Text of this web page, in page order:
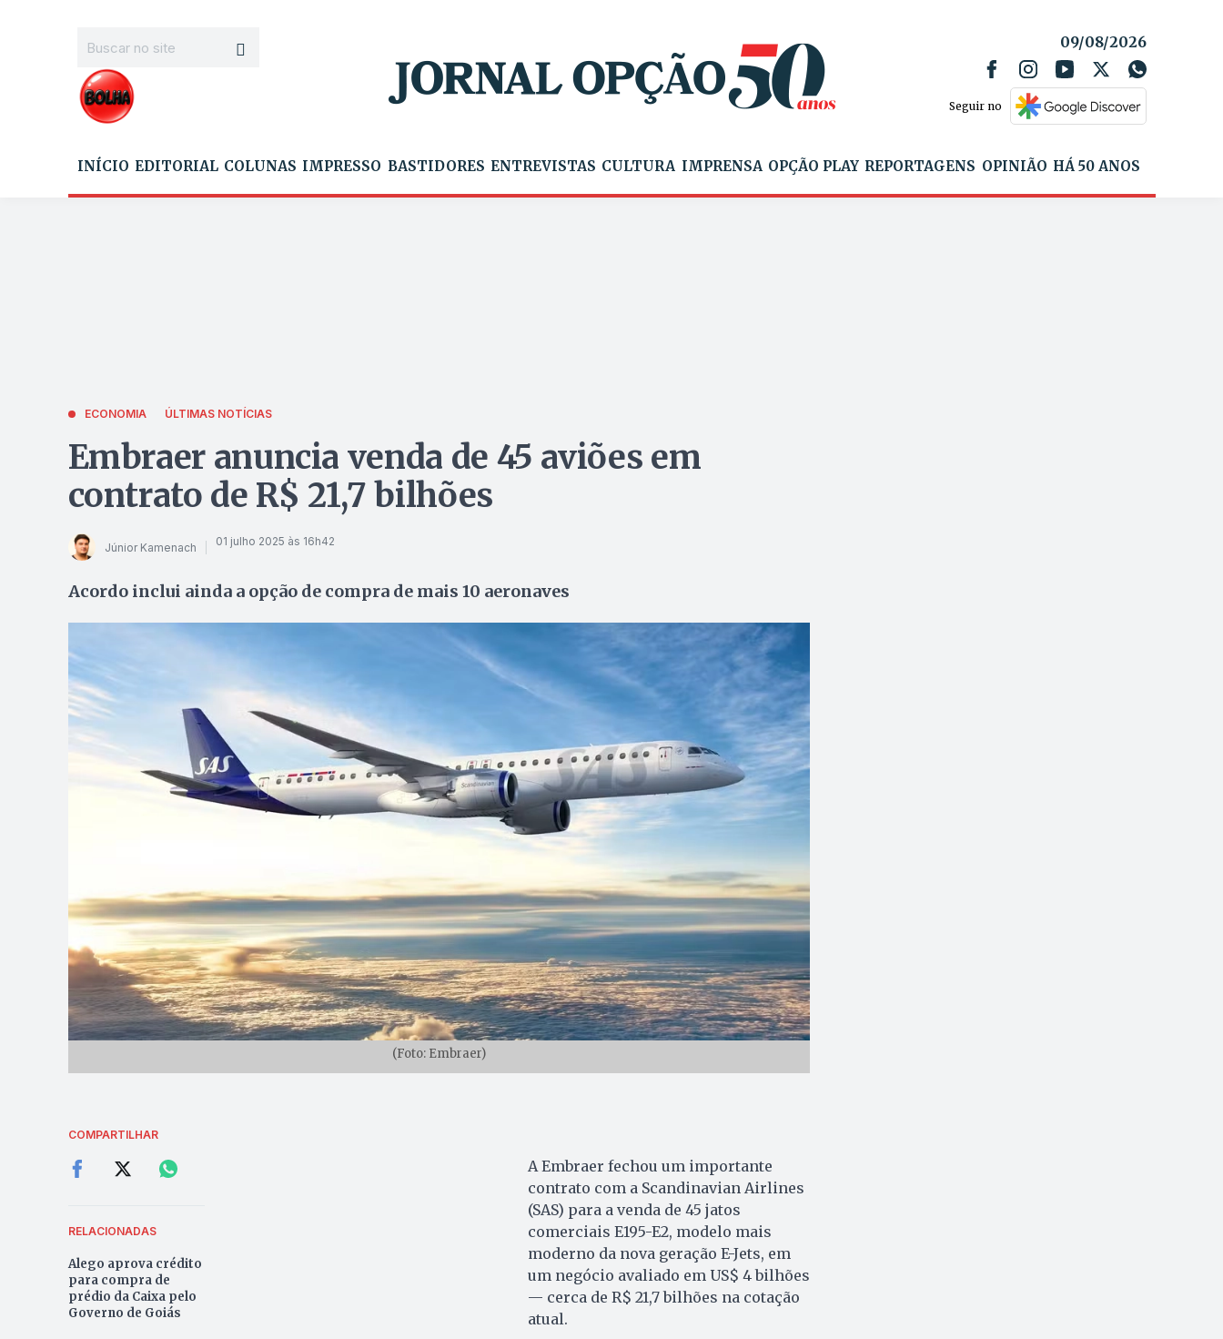
09/08/2026
Seguir no
INÍCIO EDITORIAL COLUNAS IMPRESSO BASTIDORES ENTREVISTAS CULTURA IMPRENSA OPÇÃO PLAY REPORTAGENS OPINIÃO HÁ 50 ANOS
ECONOMIA ÚLTIMAS NOTÍCIAS
Embraer anuncia venda de 45 aviões em
contrato de R$ 21,7 bilhões
Júnior Kamenach 01 julho 2025 às 16h42
Acordo inclui ainda a opção de compra de mais 10 aeronaves
(Foto: Embraer)
COMPARTILHAR
RELACIONADAS
Alego aprova crédito
para compra de
prédio da Caixa pelo
Governo de Goiás
A Embraer fechou um importante
contrato com a Scandinavian Airlines
(SAS) para a venda de 45 jatos
comerciais E195-E2, modelo mais
moderno da nova geração E-Jets, em
um negócio avaliado em US$ 4 bilhões
— cerca de R$ 21,7 bilhões na cotação
atual.